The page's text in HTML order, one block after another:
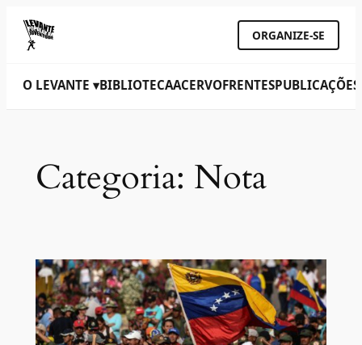
ORGANIZE-SE
O LEVANTE ▾BIBLIOTECAACERVOFRENTESPUBLICAÇÕES
Categoria: Nota